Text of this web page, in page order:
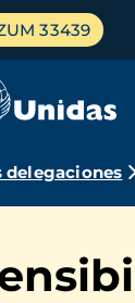
33439
delegaciones